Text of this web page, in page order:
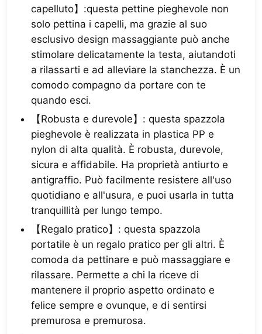
capelluto】:questa pettine pieghevole non
solo pettina i capelli, ma grazie al suo
esclusivo design massaggiante può anche
stimolare delicatamente la testa, aiutandoti
a rilassarti e ad alleviare la stanchezza. È un
comodo compagno da portare con te
quando esci.
【Robusta e durevole】: questa spazzola
pieghevole è realizzata in plastica PP e
nylon di alta qualità. È robusta, durevole,
sicura e affidabile. Ha proprietà antiurto e
antigraffio. Può facilmente resistere all'uso
quotidiano e all'usura, e puoi usarla in tutta
tranquillità per lungo tempo.
【Regalo pratico】: questa spazzola
portatile è un regalo pratico per gli altri. È
comoda da pettinare e può massaggiare e
rilassare. Permette a chi la riceve di
mantenere il proprio aspetto ordinato e
felice sempre e ovunque, e di sentirsi
premurosa e premurosa.